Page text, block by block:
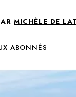
MICHÈLE DE
ABONNÉS